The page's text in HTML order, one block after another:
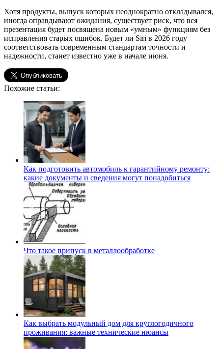
Хотя продукты, выпуск которых неоднократно откладывался,
иногда оправдывают ожидания, существует риск, что вся
презентация будет посвящена новым «умным» функциям без
исправления старых ошибок. Будет ли Siri в 2026 году
соответствовать современным стандартам точности и
надежности, станет известно уже в начале июня.
Похожие статьи:
Как подготовить автомобиль к гарантийному ремонту:
какие документы и сведения могут понадобиться
Что такое припуск в металлообработке
Как выбрать модульный дом для круглогодичного
проживания: важные технические нюансы